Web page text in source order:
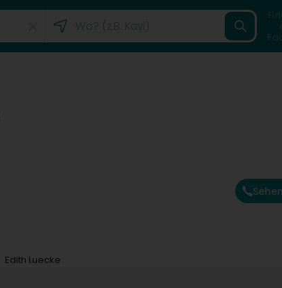
Edith Luecke